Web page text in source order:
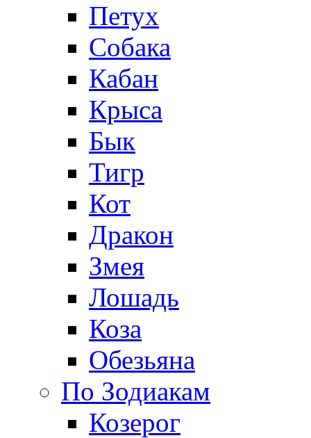
Петух
Собака
Кабан
Крыса
Бык
Тигр
Кот
Дракон
Змея
Лошадь
Коза
Обезьяна
По Зодиакам
Козерог